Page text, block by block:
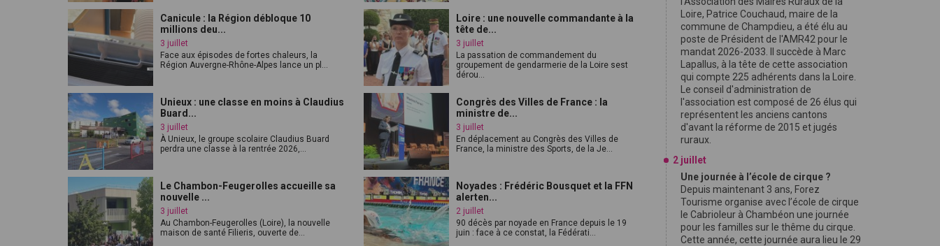
Canicule : la Région débloque 10
millions deu...
3 juillet
Face aux épisodes de fortes chaleurs, la
Région Auvergne-Rhône-Alpes lance un pl...
Loire : une nouvelle commandante à la
tête de...
3 juillet
La passation de commandement du
groupement de gendarmerie de la Loire sest
dérou...
Unieux : une classe en moins à Claudius
Buard...
3 juillet
À Unieux, le groupe scolaire Claudius Buard
perdra une classe à la rentrée 2026,...
Congrès des Villes de France : la
ministre de...
3 juillet
En déplacement au Congrès des Villes de
France, la ministre des Sports, de la Je...
Le Chambon-Feugerolles accueille sa
nouvelle ...
3 juillet
Au Chambon-Feugerolles (Loire), la nouvelle
maison de santé Filieris, ouverte de...
Noyades : Frédéric Bousquet et la FFN
alerten...
2 juillet
90 décès par noyade en France depuis le 19
juin : face à ce constat, la Fédérati...
Loire, Patrice Couchaud, maire de la
commune de Champdieu, a été élu au
poste de Président de l'AMR42 pour le
mandat 2026-2033. Il succède à Marc
Lapallus, à la tête de cette association
qui compte 225 adhérents dans la Loire.
Le conseil d'administration de
l'association est composé de 26 élus qui
représentent les anciens cantons
d'avant la réforme de 2015 et jugés
ruraux.
2 juillet
Une journée à l’école de cirque ?
Depuis maintenant 3 ans, Forez
Tourisme organise avec l’école de cirque
le Cabrioleur à Chambéon une journée
pour les familles sur le thême du cirque.
Cette année, cette journée aura lieu le 29